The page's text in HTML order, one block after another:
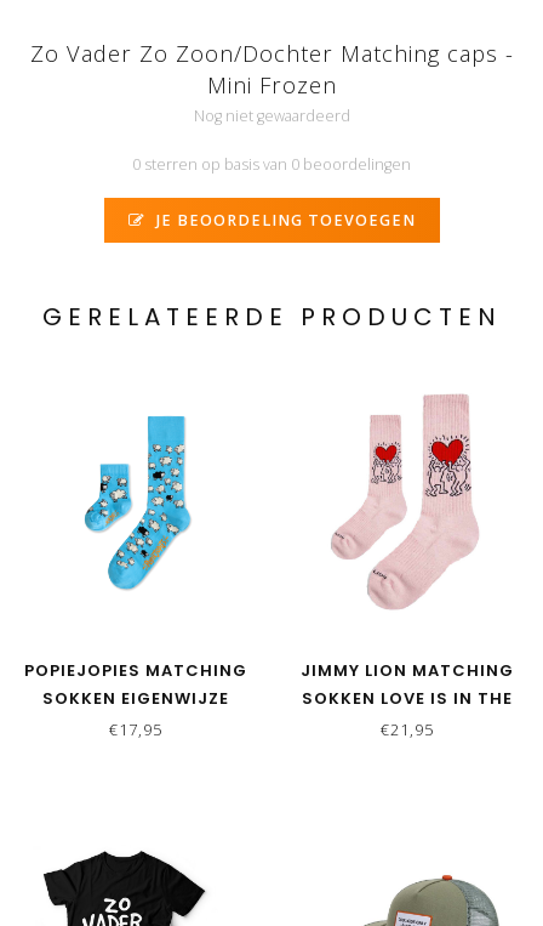
Zo Vader Zo Zoon/Dochter Matching caps -
Mini Frozen
Nog niet gewaardeerd
0 sterren op basis van 0 beoordelingen
JE BEOORDELING TOEVOEGEN
GERELATEERDE PRODUCTEN
POPIEJOPIES MATCHING
SOKKEN EIGENWIJZE
SCHAPEN | BLAUW
€17,95
JIMMY LION MATCHING
SOKKEN LOVE IS IN THE
AIR
€21,95